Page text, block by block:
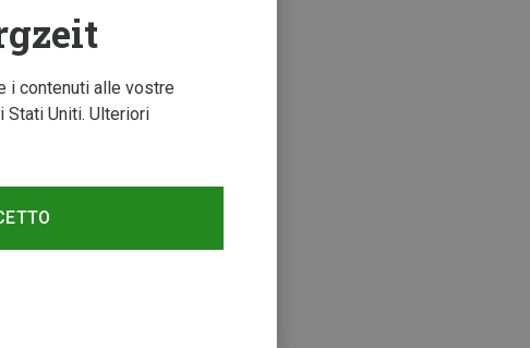
i contenuti alle vostre
Uniti. Ulteriori